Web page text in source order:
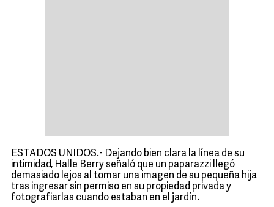
ESTADOS UNIDOS.- Dejando bien clara la línea de su
intimidad, Halle Berryseñaló que un paparazzi llegó
demasiado lejos al tomar una imagen de su pequeña hija
tras ingresar sin permiso en su propiedad privada y
fotografiarlas cuando estaban en el jardín.